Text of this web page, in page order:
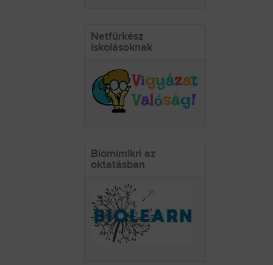
Netfürkész
iskolásoknak
Biomimikri az
oktatásban